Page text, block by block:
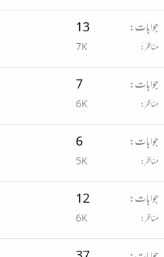
جوابات 13
مناظر 7K
جوابات 7
مناظر 6K
جوابات 6
مناظر 5K
جوابات 12
مناظر 6K